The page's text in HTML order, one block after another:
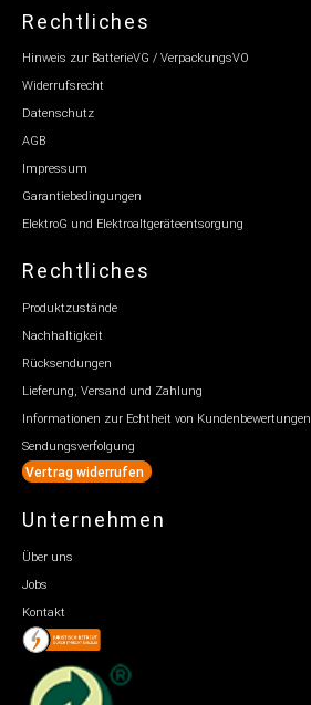
Rechtliches
Hinweis zur BatterieVG / VerpackungsVO
Widerrufsrecht
Datenschutz
AGB
Impressum
Garantiebedingungen
ElektroG und Elektroaltgeräteentsorgung
Rechtliches
Produktzustände
Nachhaltigkeit
Rücksendungen
Lieferung, Versand und Zahlung
Informationen zur Echtheit von Kundenbewertungen
Sendungsverfolgung
Vertrag widerrufen
Unternehmen
Über uns
Jobs
Kontakt